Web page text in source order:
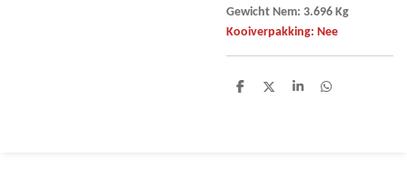
Gewicht Nem: 3.696 Kg
Kooiverpakking: Nee
D
D
S
D